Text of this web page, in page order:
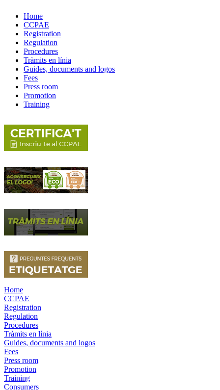
Home
CCPAE
Registration
Regulation
Procedures
Tràmits en línia
Guides, documents and logos
Fees
Press room
Promotion
Training
Home
CCPAE
Registration
Regulation
Procedures
Tràmits en línia
Guides, documents and logos
Fees
Press room
Promotion
Training
Consumers